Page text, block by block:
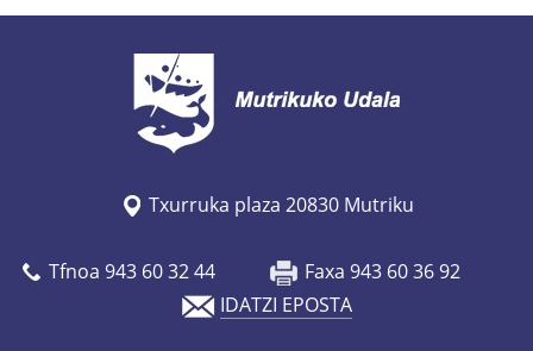
Txurruka plaza 20830 Mutriku
Tfnoa 943 60 32 44
Faxa 943 60 36 92
IDATZI EPOSTA